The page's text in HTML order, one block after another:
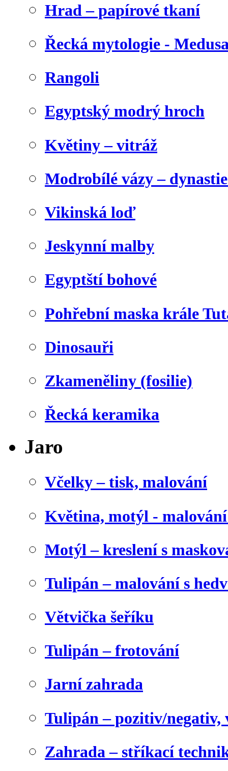
Hrad – papírové tkaní
Řecká mytologie -
Rangoli
Egyptský modrý hroch
Květiny – vitráž
Modrobílé vázy –
Vikinská loď
Jeskynní malby
Egyptští bohové
Pohřební maska krále
Dinosauři
Zkameněliny (fosilie)
Řecká keramika
Jaro
Včelky – tisk, malování
Květina, motýl -
Motýl – kreslení s
Tulipán – malování s
Větvička šeříku
Tulipán – frotování
Jarní zahrada
Tulipán – pozitiv/negativ,
Zahrada – stříkací